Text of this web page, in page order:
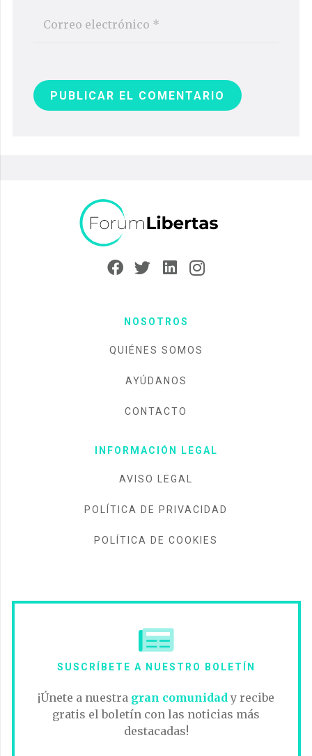
PUBLICAR EL COMENTARIO
NOSOTROS
QUIÉNES SOMOS
AYÚDANOS
CONTACTO
INFORMACIÓN LEGAL
AVISO LEGAL
POLÍTICA DE PRIVACIDAD
POLÍTICA DE COOKIES
SUSCRÍBETE A NUESTRO BOLETÍN
¡Únete a nuestra gran comunidad y recibe
gratis el boletín con las noticias más
destacadas!